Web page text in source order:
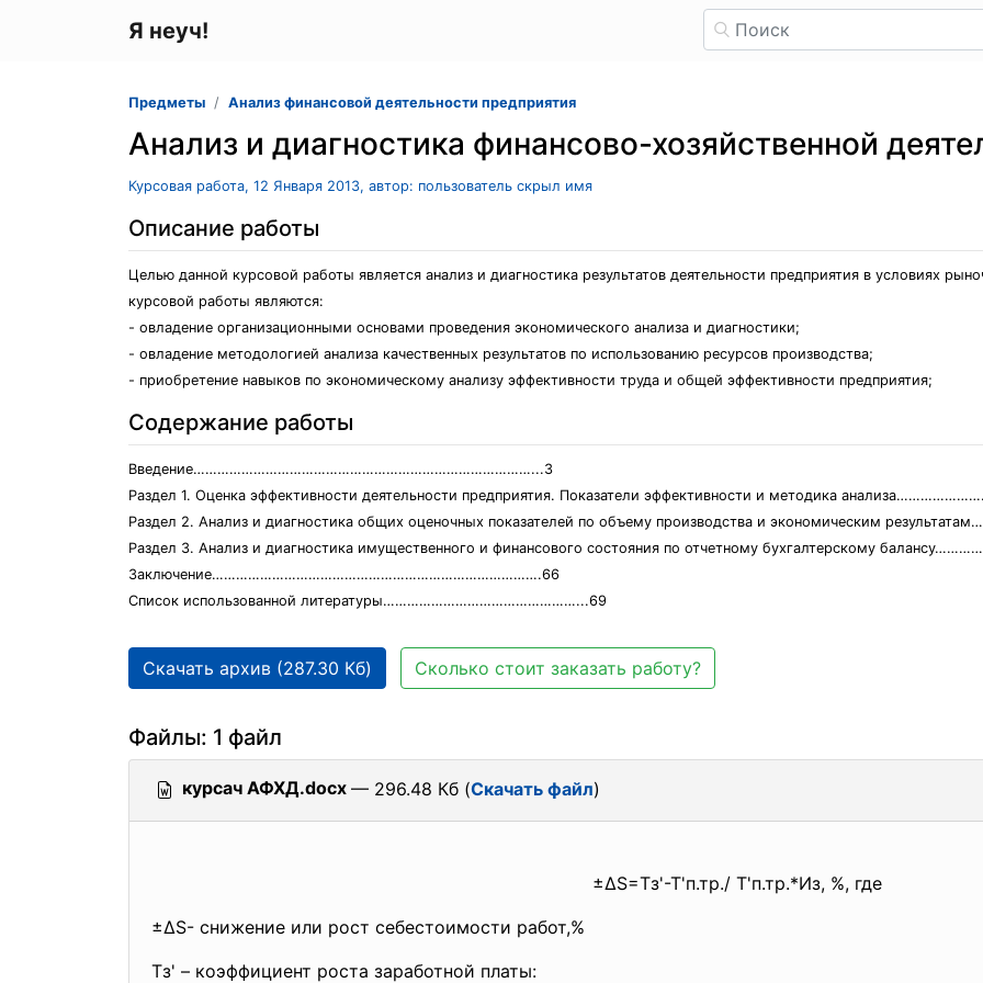
Я неуч!
Предметы Анализ финансовой деятельности предприятия
Анализ и диагностика финансово-хозяйственной
Курсовая работа, 12 Января 2013, автор: пользователь скрыл имя
Описание работы
Целью данной курсовой работы является анализ и диагностика результатов деятельности предприятия в условиях
курсовой работы являются:
- овладение организационными основами проведения экономического анализа и диагностики;
- овладение методологией анализа качественных результатов по использованию ресурсов производства;
- приобретение навыков по экономическому анализу эффективности труда и общей эффективности предприятия;
Содержание работы
Введение…………………………………………………………………………...3
Раздел 1. Оценка эффективности деятельности предприятия. Показатели эффективности и методика
Раздел 2. Анализ и диагностика общих оценочных показателей по объему производства и экономическим
Раздел 3. Анализ и диагностика имущественного и финансового состояния по отчетному бухгалтерскому
Заключение……………………………………………………………………….66
Список использованной литературы…………………………………………...69
Скачать архив (287.30 Кб) Сколько стоит заказать работу?
Файлы: 1 файл
курсач АФХД.docx — 296.48 Кб (Скачать файл)
±∆S=Тз'-Т'п.тр./ Т'п.тр.*Из, %, где
±∆S- снижение или рост себестоимости работ,%
Тз' – коэффициент роста заработной платы: